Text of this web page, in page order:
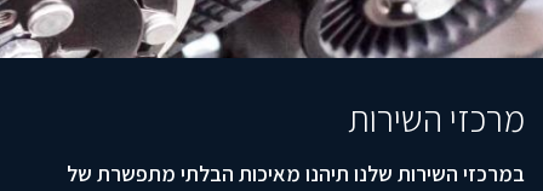
מרכזי השירות
במרכזי השירות שלנו תיהנו מאיכות הבלתי מתפשרת של